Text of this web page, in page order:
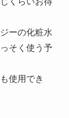
ーの化粧水
そく使う予
使用でき